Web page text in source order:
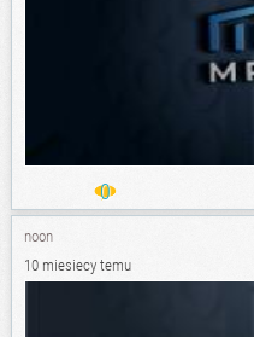
0
noon
10 miesiecy temu